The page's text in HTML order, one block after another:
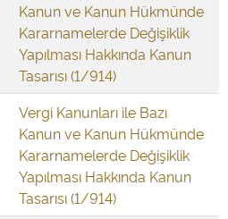
Kanun ve Kanun Hükmünde
Kararnamelerde Değişiklik
Yapılması Hakkında Kanun
Tasarısı (1/914)
Vergi Kanunları ile Bazı
Kanun ve Kanun Hükmünde
Kararnamelerde Değişiklik
Yapılması Hakkında Kanun
Tasarısı (1/914)